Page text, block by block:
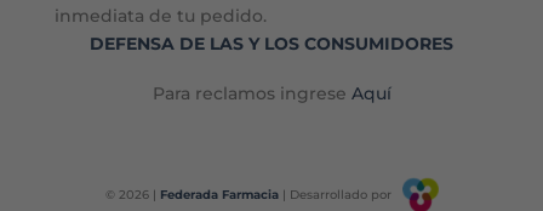
inmediata de tu pedido.
DEFENSA DE LAS Y LOS CONSUMIDORES
Para reclamos ingrese Aquí
© 2026 | Federada Farmacia| Desarrollado por